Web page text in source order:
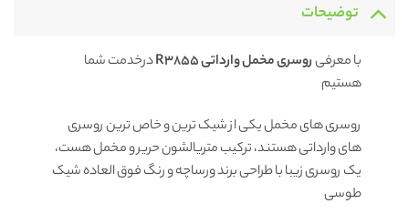
توضیحات
با معرفیروسری مخمل وارداتی R3855
درخدمت شما
هستیم
روسری های مخمل یکی از شیک ترین و خاص ترین روسری
های وارداتی هستند، ترکیب متریالشون حریر و مخمل هست،
یک روسری زیبا با طراحی برند ورساچه و رنگ فوق العاده شیک
طوسی